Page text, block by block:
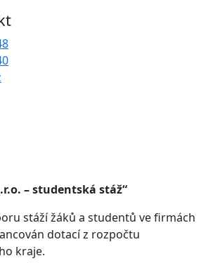
– studentská stáž“
stáží žáků a studentů ve firmách
dotací z rozpočtu
kraje.